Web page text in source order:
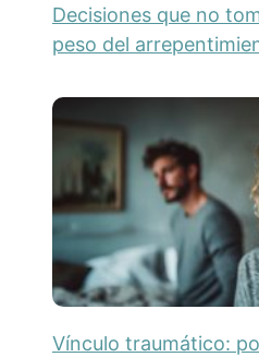
Decisiones que no
peso del
Vínculo traumático: